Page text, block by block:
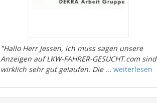
"Hallo Herr Jessen, ich muss sagen unsere
Anzeigen auf LKW-FAHRER-GESUCHT.com sind
wirklich sehr gut gelaufen. Die... weiterlesen